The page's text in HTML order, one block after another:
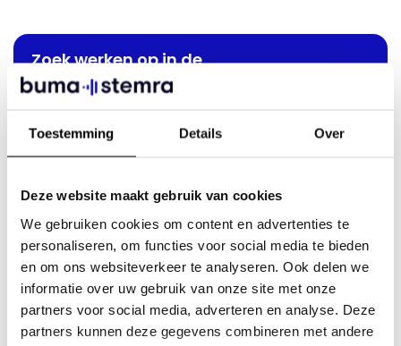
Toestemming Details Over
Deze website maakt gebruik van cookies
We gebruiken cookies om content en advertenties te
personaliseren, om functies voor social media te bieden
en om ons websiteverkeer te analyseren. Ook delen we
informatie over uw gebruik van onze site met onze
partners voor social media, adverteren en analyse. Deze
partners kunnen deze gegevens combineren met andere
Zoek werken op in de
titelcatalogus
Klik hier om te zoeken
dat het – nog – geen actieve copyrightstatus heeft. Check
in dat geval je eigen registraties op de portal, of neem
contact met ons op:
T. 023 – 799 7889
E.
members@bumastemra.nl